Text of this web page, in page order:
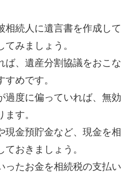
相続人に遺言書を作成して
みましょう。
ば、遺産分割協議をおこな
めです。
過度に偏っていれば、無効
す。
現金預貯金など、現金を相
おきましょう。
ったお金を相続税の支払い